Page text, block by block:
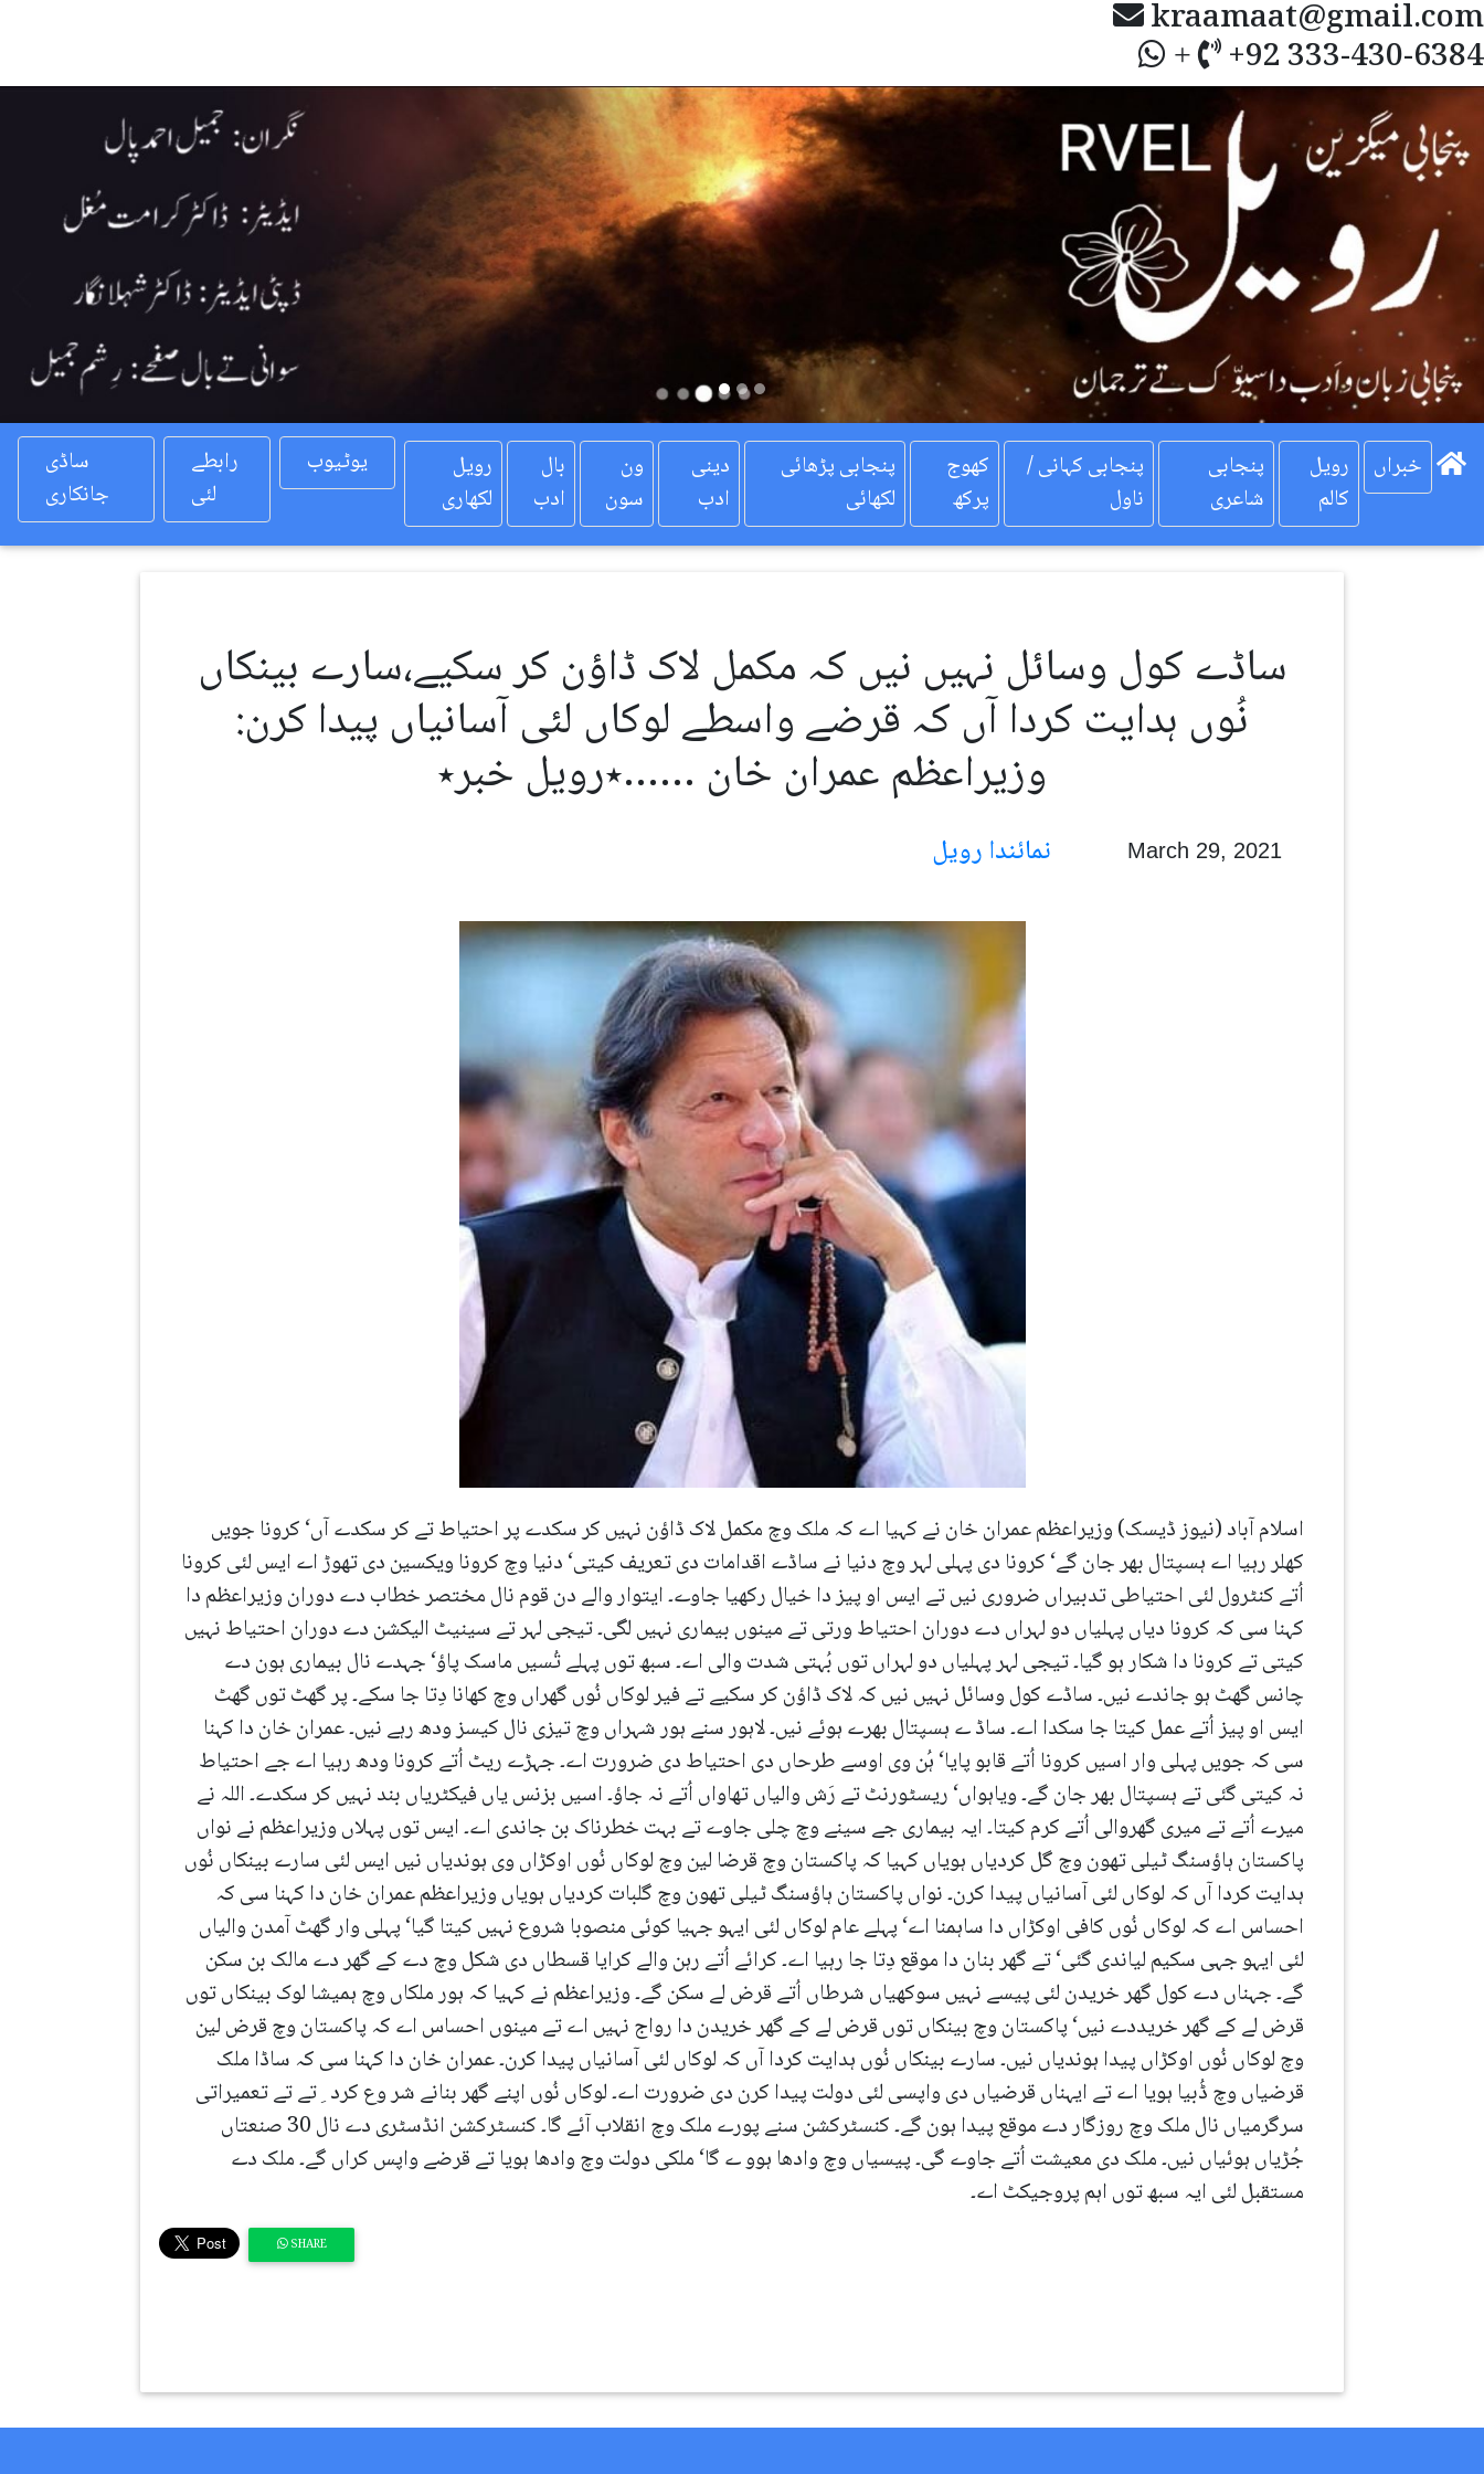
kraamaat@gmail.com
+ +92 333-430-6384
Previous
ساڈی
جانکاری
رابطے
لئی
یوٹیوب
رویل
لکھاری
بال
ادب
ون
سون
دینی
ادب
پنجابی پڑھائی
لکھائی
کھوج
پرکھ
پنجابی کہانی /
ناول
پنجابی
شاعری
رویل
کالم
خبراں
ساڈے کول وسائل نہیں نیں کہ مکمل لاک ڈاؤن کر سکیے،سارے بینکاں
نُوں ہدایت کردا آں کہ قرضے واسطے لوکاں لئی آسانیاں پیدا کرن:
وزیراعظم عمران خان ……٭رویل خبر٭
March 29, 2021
اسلام آباد (نیوز ڈیسک) وزیراعظم عمران خان نے کہیا اے کہ ملک وچ مکمل لاک ڈاؤن نہیں کر سکدے پر احتیاط تے کر سکدے آں‘ کرونا جویں
کھلر رہیا اے ہسپتال بھر جان گے‘ کرونا دی پہلی لہر وچ دنیا نے ساڈے اقدامات دی تعریف کیتی‘ دنیا وچ کرونا ویکسین دی تھوڑ اے ایس لئی کرونا
اُتے کنٹرول لئی احتیاطی تدبیراں ضروری نیں تے ایس او پیز دا خیال رکھیا جاوے۔ ایتوار والے دن قوم نال مختصر خطاب دے دوران وزیراعظم دا
کہنا سی کہ کرونا دیاں پہلیاں دو لہراں دے دوران احتیاط ورتی تے مینوں بیماری نہیں لگی۔ تیجی لہر تے سینیٹ الیکشن دے دوران احتیاط نہیں
کیتی تے کرونا دا شکار ہو گیا۔ تیجی لہر پہلیاں دو لہراں توں بُہتی شدت والی اے۔ سبھ توں پہلے تُسیں ماسک پاؤ‘ جہدے نال بیماری ہون دے
چانس گھٹ ہو جاندے نیں۔ ساڈے کول وسائل نہیں نیں کہ لاک ڈاؤن کر سکیے تے فیر لوکاں نُوں گھراں وچ کھانا دِتا جا سکے۔ پر گھٹ توں گھٹ
ایس او پیز اُتے عمل کیتا جا سکدا اے۔ ساڈ ے ہسپتال بھرے ہوئے نیں۔ لاہور سنے ہور شہراں وچ تیزی نال کیسز ودھ رہے نیں۔ عمران خان دا کہنا
سی کہ جویں پہلی وار اسیں کرونا اُتے قابو پایا‘ ہُن وی اوسے طرحاں دی احتیاط دی ضرورت اے۔ جہڑے ریٹ اُتے کرونا ودھ رہیا اے جے احتیاط
نہ کیتی گئی تے ہسپتال بھر جان گے۔ ویاہواں‘ ریسٹورنٹ تے رَش والیاں تھاواں اُتے نہ جاؤ۔ اسیں بزنس یاں فیکٹریاں بند نہیں کر سکدے۔ اللہ نے
میرے اُتے تے میری گھروالی اُتے کرم کیتا۔ ایہ بیماری جے سینے وچ چلی جاوے تے بہت خطرناک بن جاندی اے۔ ایس توں پہلاں وزیراعظم نے نواں
پاکستان ہاؤسنگ ٹیلی تھون وچ گل کردیاں ہویاں کہیا کہ پاکستان وچ قرضا لین وچ لوکاں نُوں اوکڑاں وی ہوندیاں نیں ایس لئی سارے بینکاں نُوں
ہدایت کردا آں کہ لوکاں لئی آسانیاں پیدا کرن۔ نواں پاکستان ہاؤسنگ ٹیلی تھون وچ گلبات کردیاں ہویاں وزیراعظم عمران خان دا کہنا سی کہ
احساس اے کہ لوکاں نُوں کافی اوکڑاں دا ساہمنا اے‘ پہلے عام لوکاں لئی ایہو جہیا کوئی منصوبا شروع نہیں کیتا گیا‘ پہلی وار گھٹ آمدن والیاں
لئی ایہو جہی سکیم لیاندی گئی‘ تے گھر بنان دا موقع دِتا جا رہیا اے۔ کرائے اُتے رہن والے کرایا قسطاں دی شکل وچ دے کے گھر دے مالک بن سکن
گے۔ جہناں دے کول گھر خریدن لئی پیسے نہیں سوکھیاں شرطاں اُتے قرض لے سکن گے۔ وزیراعظم نے کہیا کہ ہور ملکاں وچ ہمیشا لوک بینکاں توں
قرض لے کے گھر خریددے نیں‘ پاکستان وچ بینکاں توں قرض لے کے گھر خریدن دا رواج نہیں اے تے مینوں احساس اے کہ پاکستان وچ قرض لین
وچ لوکاں نُوں اوکڑاں پیدا ہوندیاں نیں۔ سارے بینکاں نُوں ہدایت کردا آں کہ لوکاں لئی آسانیاں پیدا کرن۔ عمران خان دا کہنا سی کہ ساڈا ملک
قرضیاں وچ ڈُبیا ہویا اے تے ایہناں قرضیاں دی واپسی لئی دولت پیدا کرن دی ضرورت اے۔ لوکاں نُوں اپنے گھر بنانے شر وع کرد ِتے تے تعمیراتی
سرگرمیاں نال ملک وچ روزگار دے موقع پیدا ہون گے۔ کنسٹرکشن سنے پورے ملک وچ انقلاب آئے گا۔ کنسٹرکشن انڈسٹری دے نال 30 صنعتاں
جُڑیاں ہوئیاں نیں۔ ملک دی معیشت اُتے جاوے گی۔ پیسیاں وچ وادھا ہوو ے گا‘ ملکی دولت وچ وادھا ہویا تے قرضے واپس کراں گے۔ ملک دے
مستقبل لئی ایہ سبھ توں اہم پروجیکٹ اے۔
SHARE